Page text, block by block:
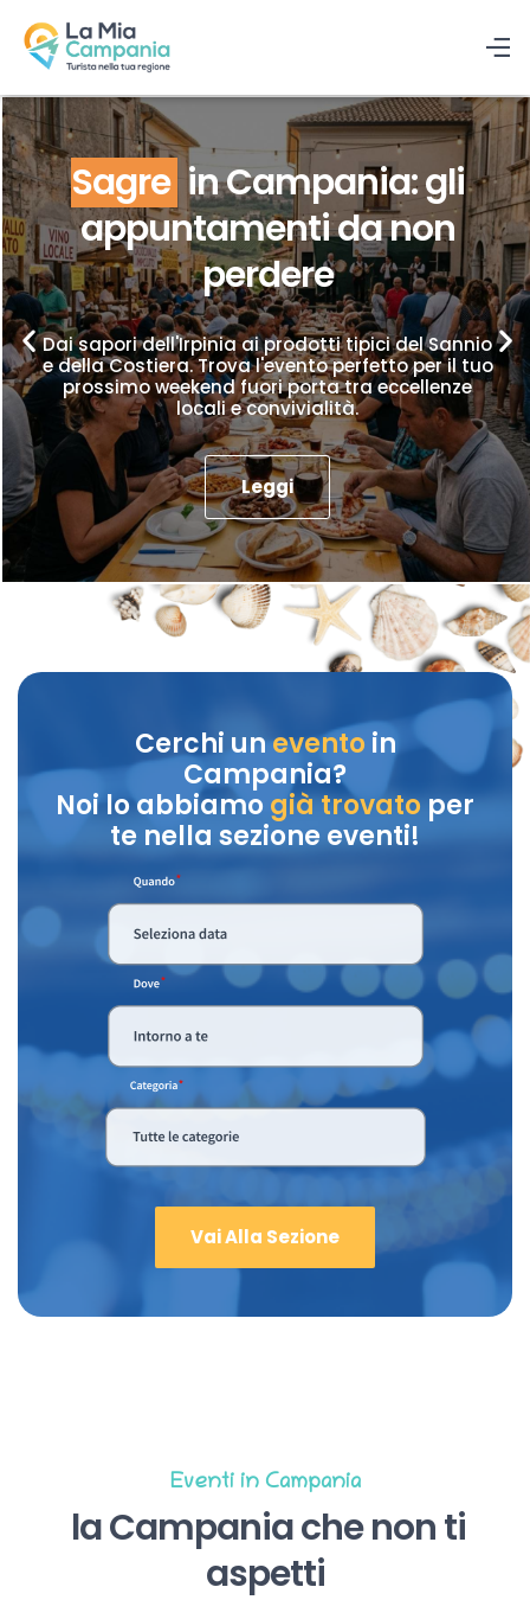
Sagre in Campania: gli
appuntamenti da non
perdere
Dai sapori dell'Irpinia ai prodotti tipici del Sannio
e della Costiera. Trova l'evento perfetto per il tuo
prossimo weekend fuori porta tra eccellenze
locali e convivialità.
Leggi
Cerchi unevento in
Campania?
Noi lo abbiamo già trovatoper
te nella sezione eventi!
Vai Alla Sezione
Eventi in Campania
la Campania che non ti
aspetti